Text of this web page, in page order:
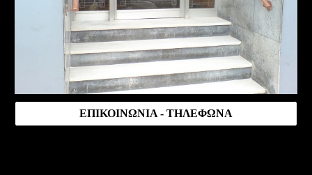
ΕΠΙΚΟΙΝΩΝΙΑ - ΤΗΛΕΦΩΝΑ